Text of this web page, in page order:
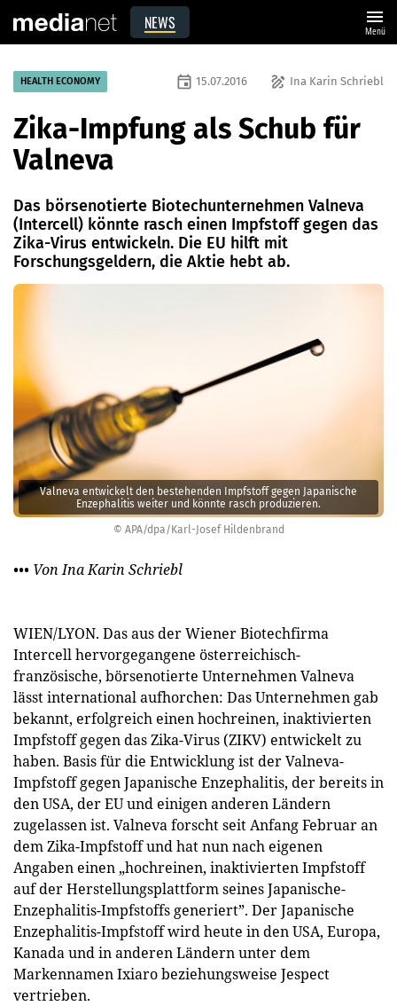
NEWS menu
Menü
© APA/dpa/Karl-Josef Hildenbrand
Valneva entwickelt den bestehenden Impfstoff gegen Japanische
Enzephalitis weiter und könnte rasch produzieren.
HEALTH ECONOMY draw Ina Karin Schriebl
event 15.07.2016
Zika-Impfung als Schub für
Valneva
Das börsenotierte Biotechunternehmen Valneva
(Intercell) könnte rasch einen Impfstoff gegen das
Zika-Virus entwickeln. Die EU hilft mit
Forschungsgeldern, die Aktie hebt ab.
••• Von Ina Karin Schriebl
WIEN/LYON. Das aus der Wiener Biotechfirma
Intercell hervorgegangene österreichisch-
französische, börsenotierte Unternehmen Valneva
lässt international aufhorchen: Das Unternehmen gab
bekannt, erfolgreich einen hochreinen, inaktivierten
Impfstoff gegen das Zika-Virus (ZIKV) entwickelt zu
haben. Basis für die Entwicklung ist der Valneva-
Impfstoff gegen ­Japanische Enzephalitis, der bereits in
den USA, der EU und einigen anderen Ländern
zugelassen ist. Valneva forscht seit Anfang Februar an
dem Zika-Impfstoff und hat nun nach eigenen
Angaben einen „hochreinen, inaktivierten Impfstoff
auf der Herstellungsplattform seines Japanische-
Enzephalitis-Impfstoffs generiert”. Der Japanische
Enzephalitis-Impfstoff wird heute in den USA, Europa,
Kanada und in anderen Ländern unter dem
Markennamen Ixiaro beziehungsweise Jespect
vertrieben.